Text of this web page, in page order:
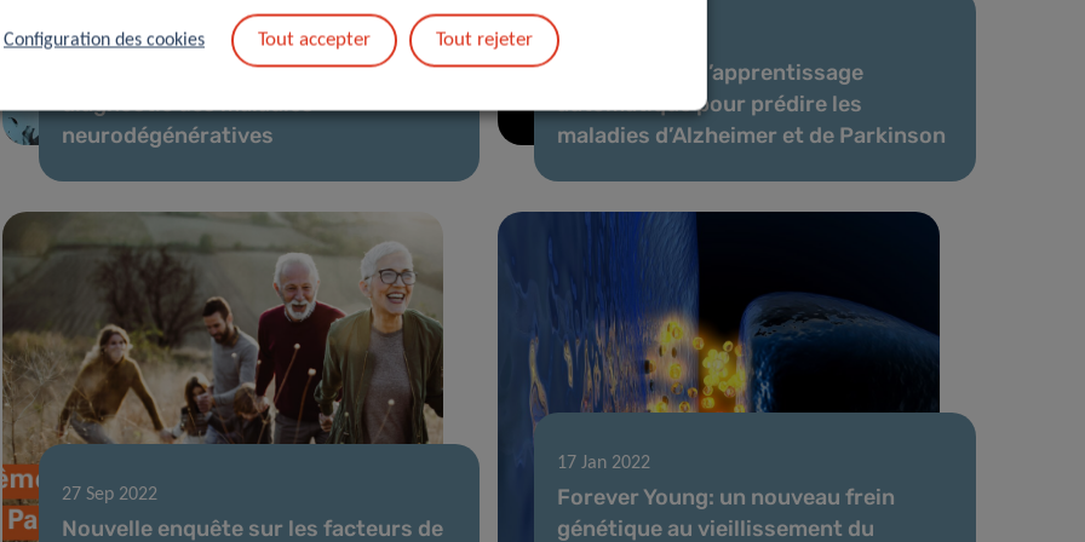
30 Mai 2023
Un nouveau test sanguin pour le
diagnostic des maladies
neurodégénératives
23 Jan 2023
Utilisation de l’apprentissage
automatique pour prédire les
maladies d’Alzheimer et de Parkinson
27 Sep 2022
Nouvelle enquête sur les facteurs de
17 Jan 2022
Forever Young: un nouveau frein
génétique au vieillissement du
Configuration des cookies Tout accepter Tout rejeter